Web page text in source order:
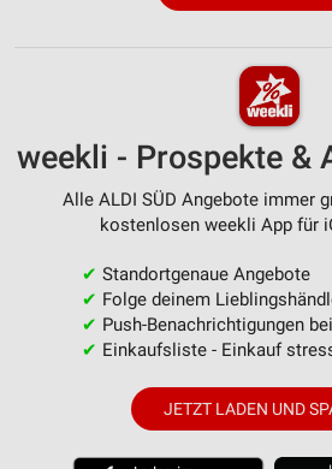
weekli - Prospekte &
Alle ALDI SÜD Angebote immer
kostenlosen weekli App für
✔ Standortgenaue Angebote
✔ Folge deinem
✔ Push-Benachrichtigungen
✔ Einkaufsliste - Einkauf
JETZT LADEN UND